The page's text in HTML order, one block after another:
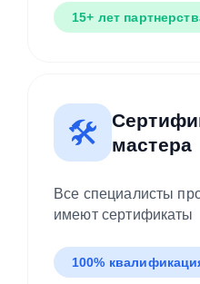
15+ лет
🛠️
мастера
Все специалисты
имеют сертификаты
100%